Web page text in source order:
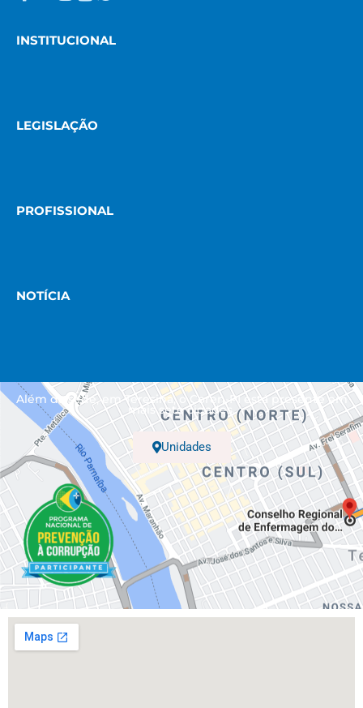
INSTITUCIONAL
LEGISLAÇÃO
PROFISSIONAL
NOTÍCIA
Além da sede, em Teresina, o Coren-PI está presente em
mais sete cidades.
Unidades